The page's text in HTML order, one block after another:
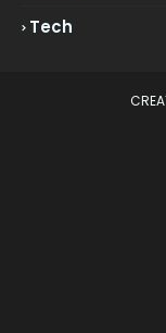
Tech